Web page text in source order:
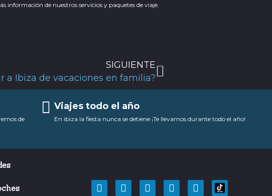
información de nuestros servicios y paquetes de viaje.
SIGUIENTE
a Ibiza de vacaciones en familia?
Siguiente
de
Viajes todo el año
En ibiza la fiesta nunca se detiene ¡Te llevamos durante todo el año!
F
T
Y
I
P